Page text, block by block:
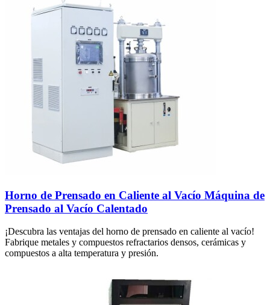
Horno de Prensado en Caliente al Vacío Máquina de
Prensado al Vacío Calentado
¡Descubra las ventajas del horno de prensado en caliente al vacío!
Fabrique metales y compuestos refractarios densos, cerámicas y
compuestos a alta temperatura y presión.